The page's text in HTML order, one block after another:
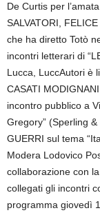
De Curtis per
SALVATORI,
che ha diretto Totò
incontri letterari di
Lucca, LuccAutori è
CASATI
incontro pubblico a
Gregory” (Sperling
GUERRI sul tema
Modera Lodovico
collaborazione con
collegati gli incontri
programma giovedì